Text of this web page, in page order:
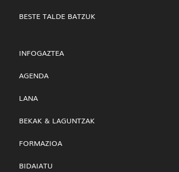
BESTE TALDE BATZUK
INFOGAZTEA
AGENDA
LANA
BEKAK & LAGUNTZAK
FORMAZIOA
BIDAIATU